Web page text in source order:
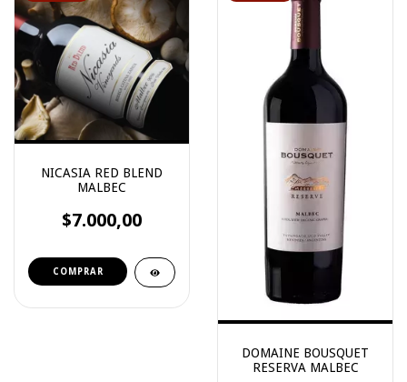
NICASIA RED BLEND
MALBEC
$7.000,00
DOMAINE BOUSQUET
RESERVA MALBEC